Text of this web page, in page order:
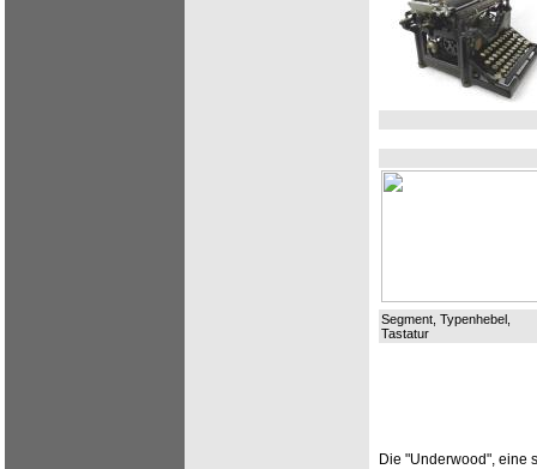
Segment, Typenhebel,
Tastatur
Die "Underwood", eine